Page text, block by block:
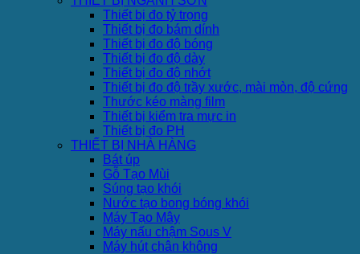
Thiết bị đo tỷ trọng
Thiết bị đo bám dính
Thiết bị đo độ bóng
Thiết bị đo độ dày
Thiết bị đo độ nhớt
Thiết bị đo độ trầy xước, mài mòn, độ cứng
Thước kéo màng film
Thiết bị kiểm tra mực in
Thiết bị đo PH
THIẾT BỊ NHÀ HÀNG
Bát úp
Gỗ Tạo Mùi
Súng tạo khói
Nước tạo bong bóng khói
Máy Tạo Mây
Máy nấu chậm Sous V
Máy hút chân không